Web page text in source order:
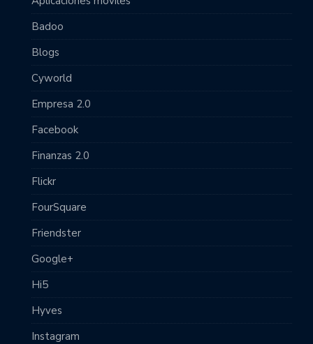
Badoo
Blogs
Cyworld
Empresa 2.0
Facebook
Finanzas 2.0
Flickr
FourSquare
Friendster
Google+
Hi5
Hyves
Instagram